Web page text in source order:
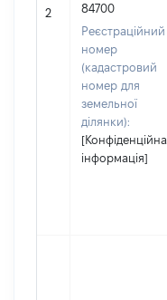
2
84700
Реєстраційний
номер
(кадастровий
номер для
земельної
ділянки):
[Конфіденційна
інформація]